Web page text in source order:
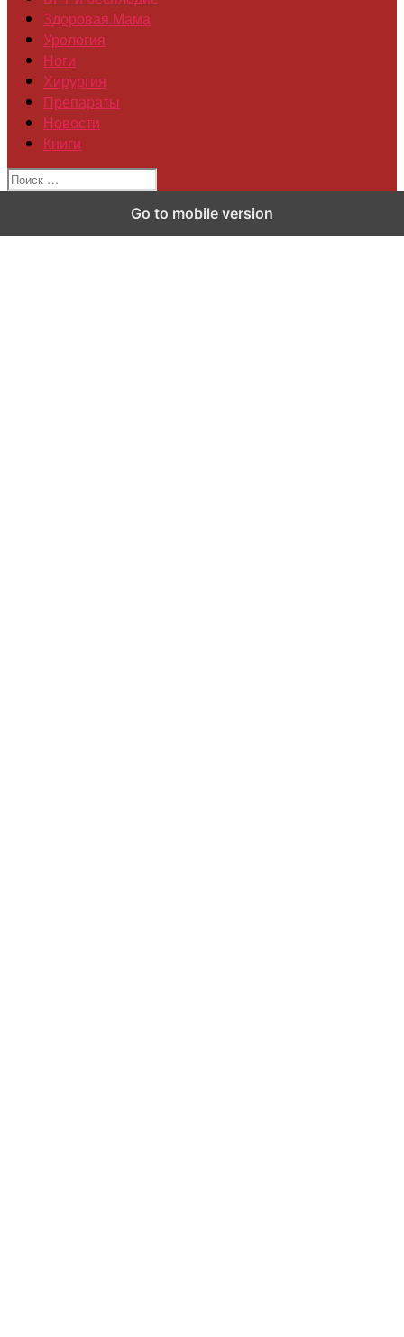
Здоровая Мама
Урология
Ноги
Хирургия
Препараты
Новости
Книги
Go to mobile version